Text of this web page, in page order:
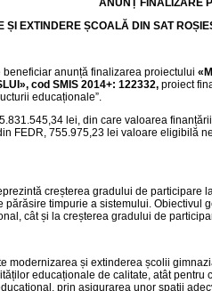
ANUNȚ FINALIZARE
ȘI EXTINDERE ȘCOALĂ DIN SAT
beneficiar anunță finalizarea proiectului
cod SMIS 2014+: 122332, proiect
educaționale”.
lei, din care valoarea
FEDR, 755.975,23 lei valoare eligibilă
creșterea gradului de participare
părăsire timpurie a sistemului.
cât și la creșterea gradului de
modernizarea și extinderea școlii
educaționale de calitate, atât
prin asigurarea unor spații